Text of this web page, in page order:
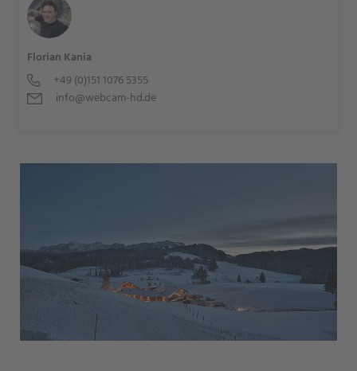
Florian Kania
+49 (0)151 1076 5355
info@webcam-hd.de